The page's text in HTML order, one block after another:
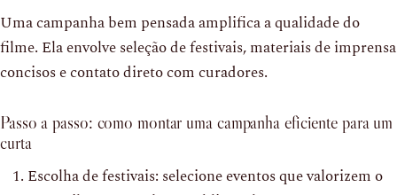
Uma campanha bem pensada amplifica a qualidade do
filme. Ela envolve seleção de festivais, materiais de imprensa
concisos e contato direto com curadores.
Passo a passo: como montar uma campanha eficiente para um
curta
Escolha de festivais: selecione eventos que valorizem o